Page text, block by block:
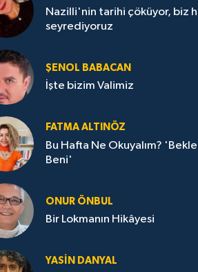
Nazilli'nin tarihi çöküyor, biz
seyrediyoruz
ŞENOL BABACAN
İşte bizim Valimiz
FATMA ALTINÖZ
Bu Hafta Ne Okuyalım? 'Bekle
Beni'
ONUR ÖNBUL
Bir Lokmanın Hikâyesi
YASIN DANYAL